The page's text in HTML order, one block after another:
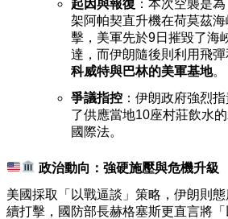
起因與報復 ：本次空襲是
架阿帕契直升機在荷莫茲
擊，美軍先於9日摧毀了海
達，而伊朗隨後則利用飛
科威特與巴林的美軍基地。
爭議指控 ：伊朗政府強烈
了供應當地10座村莊飲水
國際法。
政治動向：強硬施壓與危機升級
美國採取「以戰逼談」策略，伊朗則
續打擊，國防部長赫格塞斯更直言將